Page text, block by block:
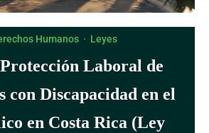
Humanos · Leyes
Laboral de
con Discapacidad en el
en Costa Rica (Ley